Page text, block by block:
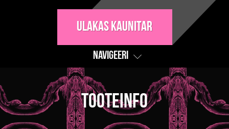
Ulakas Kaunitar
Navigeeri
Tooteinfo